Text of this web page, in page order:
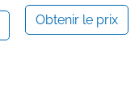
Obtenir le prix